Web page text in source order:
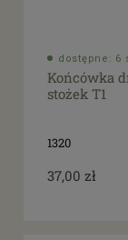
dostępne: 6
Końcówka
stożek T1
1320
37,00 zł